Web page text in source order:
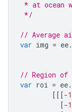
* at ocean
*/
// Average
var img = ee.
// Region of
var roi = ee.
[[[-
[-